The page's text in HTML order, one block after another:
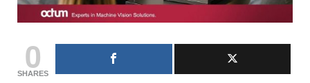
0
SHARES